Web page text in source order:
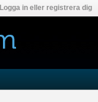
Logga in eller registrera dig